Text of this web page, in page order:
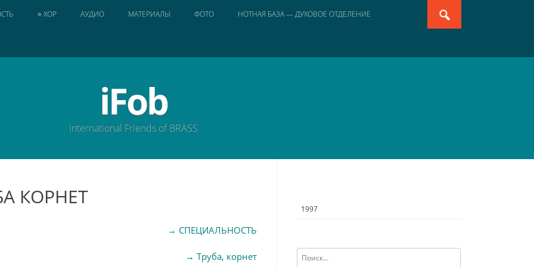
Search
for:
⭐ ХОР АУДИО МАТЕРИАЛЫ ФОТО НОТНАЯ БАЗА — ДУХОВОЕ ОТДЕЛЕНИЕ
iFob
International Friends of BRASS
КОРНЕТ
→ СПЕЦИАЛЬНОСТЬ
→ Труба, корнет
1997
Найти: